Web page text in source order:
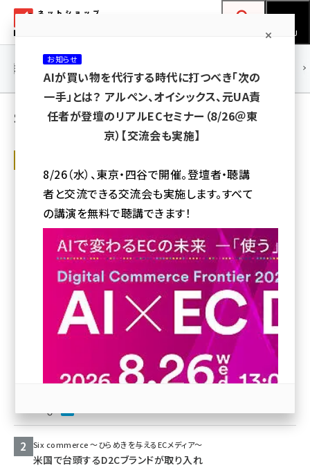
ン
ネットショップ担当者フォーラム
MENU
yahoo (1901)
楽天 (1871)
アスクル (1119)
base (1075)
ビィ・フォアード (773)
revico (739)
連載・特集 |
Six commerce編集部 の記事（人気順）
消費者は「サブスク」に何を求めているの
か。利用者のインサイトから考える「うまく
いくサブスクリプションビジネス」
に長期で継続してもらうか。決め手は「顧客体験」
Six commerce編集部
2020年8月4日 8:00
Six commerce 〜ひらめきを与えるECメディア〜
米国で台頭するD2Cブランドが取り入れ
お知らせ
AIが買い物を代行する時代に打つべき「次の
一手」とは？ アルペン、オイシックス、元UA責
任者が登壇のリアルECセミナー（8/26＠東
京）【交流会も実施】
8/26（水）、東京・四谷で開催。登壇者・聴講
者と交流できる交流会も実施します。すべて
の講演を無料で聴講できます！
参加登録はこちら↑